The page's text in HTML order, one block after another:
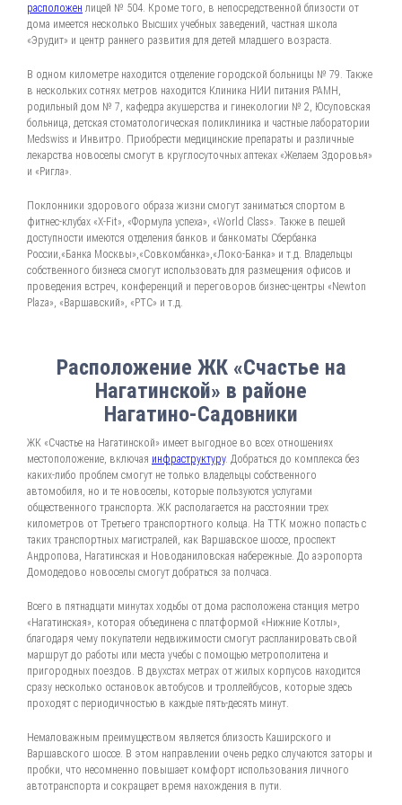
расположен лицей № 504. Кроме того, в непосредственной близости от
дома имеется несколько Высших учебных заведений, частная школа
«Эрудит» и центр раннего развития для детей младшего возраста.
В одном километре находится отделение городской больницы № 79. Также
в нескольких сотнях метров находится Клиника НИИ питания РАМН,
родильный дом № 7, кафедра акушерства и гинекологии № 2, Юсуповская
больница, детская стоматологическая поликлиника и частные лаборатории
Medswiss и Инвитро. Приобрести медицинские препараты и различные
лекарства новоселы смогут в круглосуточных аптеках «Желаем Здоровья»
и «Ригла».
Поклонники здорового образа жизни смогут заниматься спортом в
фитнес-клубах «X-Fit», «Формула успеха», «World Class». Также в пешей
доступности имеются отделения банков и банкоматы Сбербанка
России,«Банка Москвы»,«Совкомбанка»,«Локо-Банка» и т.д. Владельцы
собственного бизнеса смогут использовать для размещения офисов и
проведения встреч, конференций и переговоров бизнес-центры «Newton
Plaza», «Варшавский», «РТС» и т.д.
Расположение ЖК «Счастье на
Нагатинской» в районе
Нагатино-Садовники
ЖК «Счастье на Нагатинской» имеет выгодное во всех отношениях
местоположение, включая инфраструктуру. Добраться до комплекса без
каких-либо проблем смогут не только владельцы собственного
автомобиля, но и те новоселы, которые пользуются услугами
общественного транспорта. ЖК располагается на расстоянии трех
километров от Третьего транспортного кольца. На ТТК можно попасть с
таких транспортных магистралей, как Варшавское шоссе, проспект
Андропова, Нагатинская и Новоданиловская набережные. До аэропорта
Домодедово новоселы смогут добраться за полчаса.
Всего в пятнадцати минутах ходьбы от дома расположена станция метро
«Нагатинская», которая объединена с платформой «Нижние Котлы»,
благодаря чему покупатели недвижимости смогут распланировать свой
маршрут до работы или места учебы с помощью метрополитена и
пригородных поездов. В двухстах метрах от жилых корпусов находится
сразу несколько остановок автобусов и троллейбусов, которые здесь
проходят с периодичностью в каждые пять-десять минут.
Немаловажным преимуществом является близость Каширского и
Варшавского шоссе. В этом направлении очень редко случаются заторы и
пробки, что несомненно повышает комфорт использования личного
автотранспорта и сокращает время нахождения в пути.